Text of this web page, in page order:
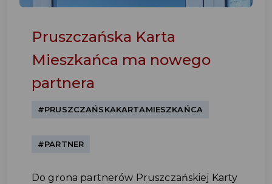
Pruszczańska Karta
Mieszkańca ma nowego
partnera
#PRUSZCZAŃSKAKARTAMIESZKAŃCA
#PARTNER
Do grona partnerów Pruszczańskiej Karty